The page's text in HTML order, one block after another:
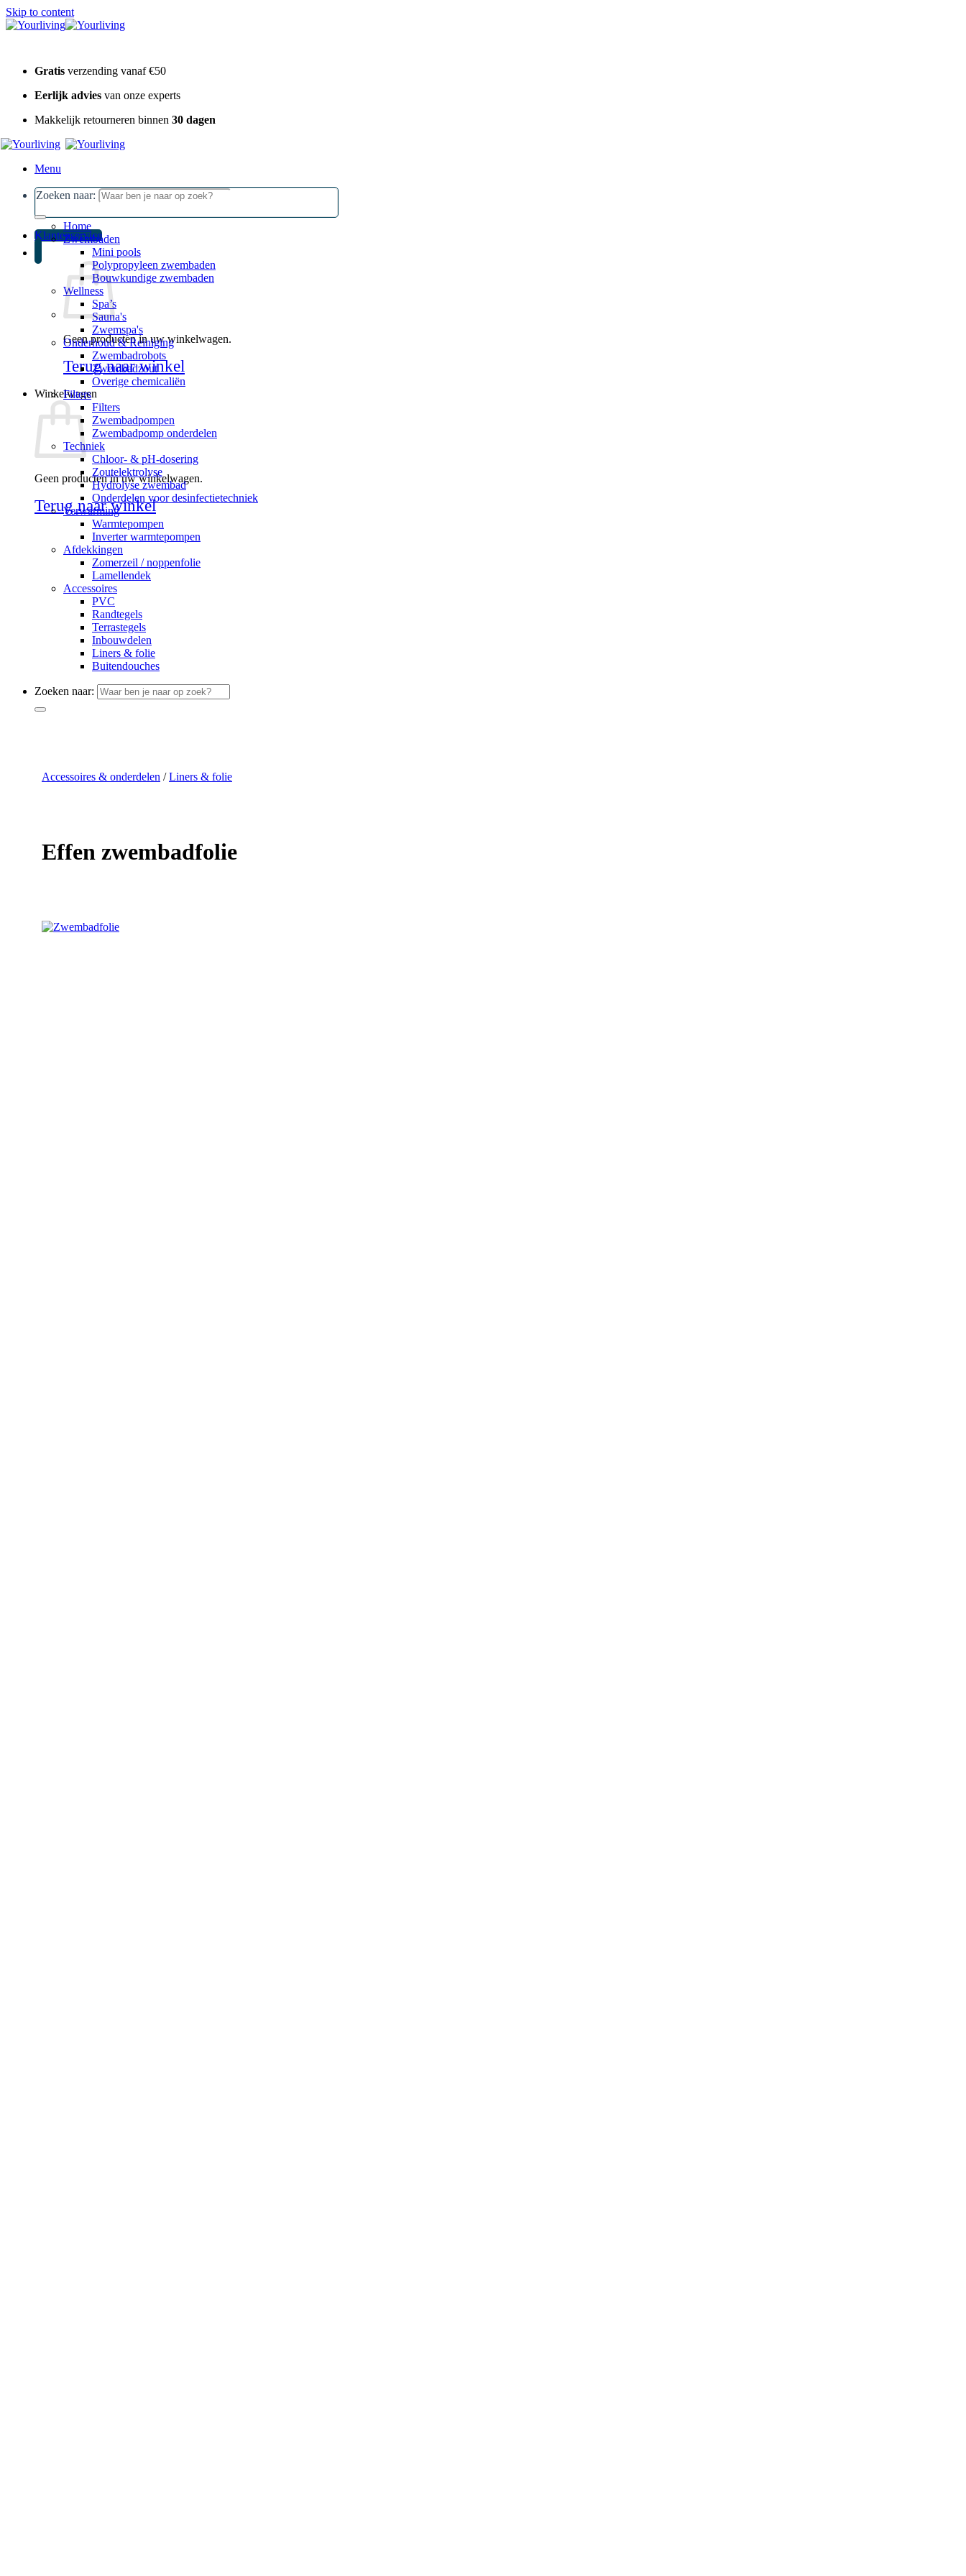
Skip to content
Gratis verzending vanaf €50
Eerlijk advies van onze experts
Makkelijk retourneren binnen 30 dagen
Menu
Zoeken naar:
Klantenservice
Geen producten in uw winkelwagen.
Terug naar winkel
Winkelwagen
Geen producten in uw winkelwagen.
Terug naar winkel
Home
Zwembaden
Mini pools
Polypropyleen zwembaden
Bouwkundige zwembaden
Wellness
Spa’s
Sauna's
Zwemspa's
Onderhoud & Reiniging
Zwembadrobots
Zwembadzout
Overige chemicaliën
Filters
Filters
Zwembadpompen
Zwembadpomp onderdelen
Techniek
Chloor- & pH-dosering
Zoutelektrolyse
Hydrolyse zwembad
Onderdelen voor desinfectietechniek
Verwarming
Warmtepompen
Inverter warmtepompen
Afdekkingen
Zomerzeil / noppenfolie
Lamellendek
Accessoires
PVC
Randtegels
Terrastegels
Inbouwdelen
Liners & folie
Buitendouches
Zoeken naar:
Accessoires & onderdelen / Liners & folie
Effen zwembadfolie